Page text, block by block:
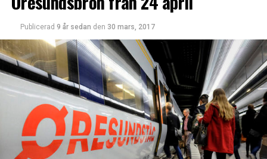
Publicerad 9 år sedan den 30 mars, 2017